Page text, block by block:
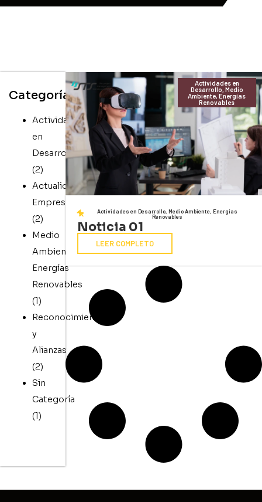
Categorías
Actividades
en
Desarrollo
(2)
Actualidad
Empresarial
(2)
Medio
Ambiente,
Energías
Renovables
(1)
Reconocimiento
y
Alianzas
(2)
Sin
Categoría
(1)
Actividades en
Desarrollo, Medio
Ambiente, Energías
Renovables
Actividades en Desarrollo,Medio Ambiente, Energías
Renovables
Noticia 01
LEER COMPLETO